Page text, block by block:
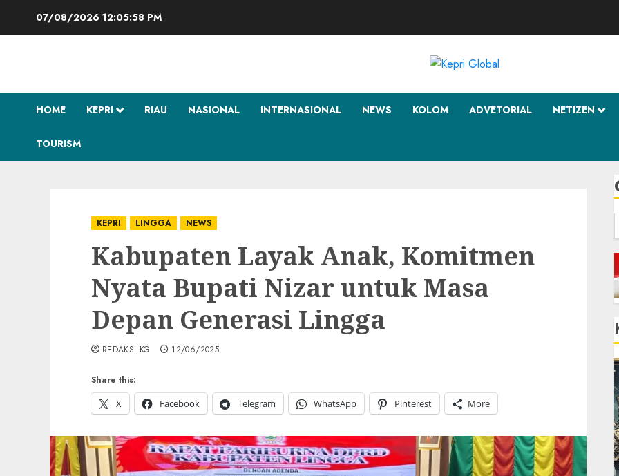
07/08/2026 12:05:59 PM
HOME KEPRI RIAU NASIONAL INTERNASIONAL NEWS KOLOM ADVETORIAL NETIZEN
TOURISM
KEPRI LINGGA NEWS
Kabupaten Layak Anak, Komitmen
Nyata Bupati Nizar untuk Masa
Depan Generasi Lingga
Share this:
X
Facebook Telegram WhatsApp Pinterest More
REDAKSI KG 12/06/2025